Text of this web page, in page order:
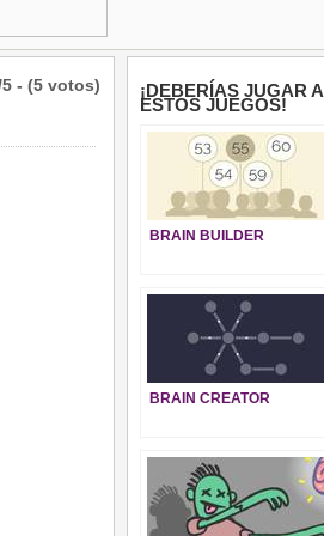
5 - (5 votos) ¡DEBERÍAS JUGAR A
ESTOS JUEGOS!
BRAIN BUILDER
BRAIN CREATOR